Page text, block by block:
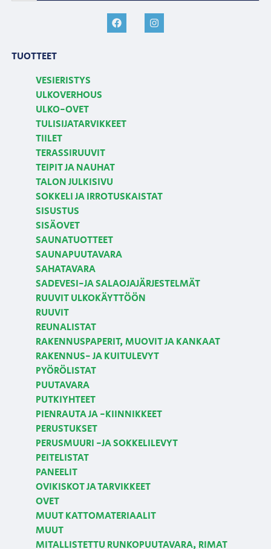
TUOTTEET
VESIERISTYS
ULKOVERHOUS
ULKO-OVET
TULISIJATARVIKKEET
TIILET
TERASSIRUUVIT
TEIPIT JA NAUHAT
TALON JULKISIVU
SOKKELI JA IRROTUSKAISTAT
SISUSTUS
SISÄOVET
SAUNATUOTTEET
SAUNAPUUTAVARA
SAHATAVARA
SADEVESI-JA SALAOJAJÄRJESTELMÄT
RUUVIT ULKOKÄYTTÖÖN
RUUVIT
REUNALISTAT
RAKENNUSPAPERIT, MUOVIT JA KANKAAT
RAKENNUS- JA KUITULEVYT
PYÖRÖLISTAT
PUUTAVARA
PUTKIYHTEET
PIENRAUTA JA -KIINNIKKEET
PERUSTUKSET
PERUSMUURI -JA SOKKELILEVYT
PEITELISTAT
PANEELIT
OVIKISKOT JA TARVIKKEET
OVET
MUUT KATTOMATERIAALIT
MUUT
MITALLISTETTU RUNKOPUUTAVARA, RIMAT